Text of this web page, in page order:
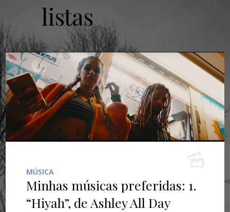
listas
MÚSICA
Minhas músicas preferidas: 1.
“Hiyah”, de Ashley All Day